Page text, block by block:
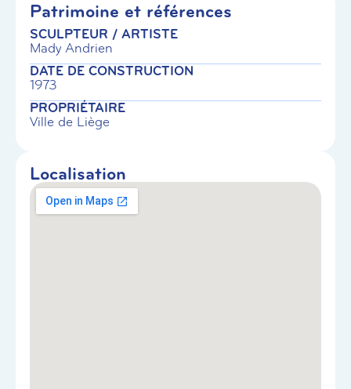
Patrimoine et références
SCULPTEUR / ARTISTE
Mady Andrien
DATE DE CONSTRUCTION
1973
PROPRIÉTAIRE
Ville de Liège
Localisation